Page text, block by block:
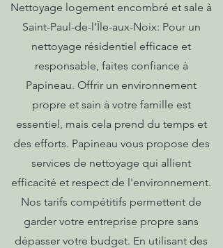
Nettoyage logement encombré et sale à
Saint-Paul-de-l’Île-aux-Noix: Pour un
nettoyage résidentiel efficace et
responsable, faites confiance à
Papineau. Offrir un environnement
propre et sain à votre famille est
essentiel, mais cela prend du temps et
des efforts. Papineau vous propose des
services de nettoyage qui allient
efficacité et respect de l'environnement.
Nos tarifs compétitifs permettent de
garder votre entreprise propre sans
dépasser votre budget. En utilisant des